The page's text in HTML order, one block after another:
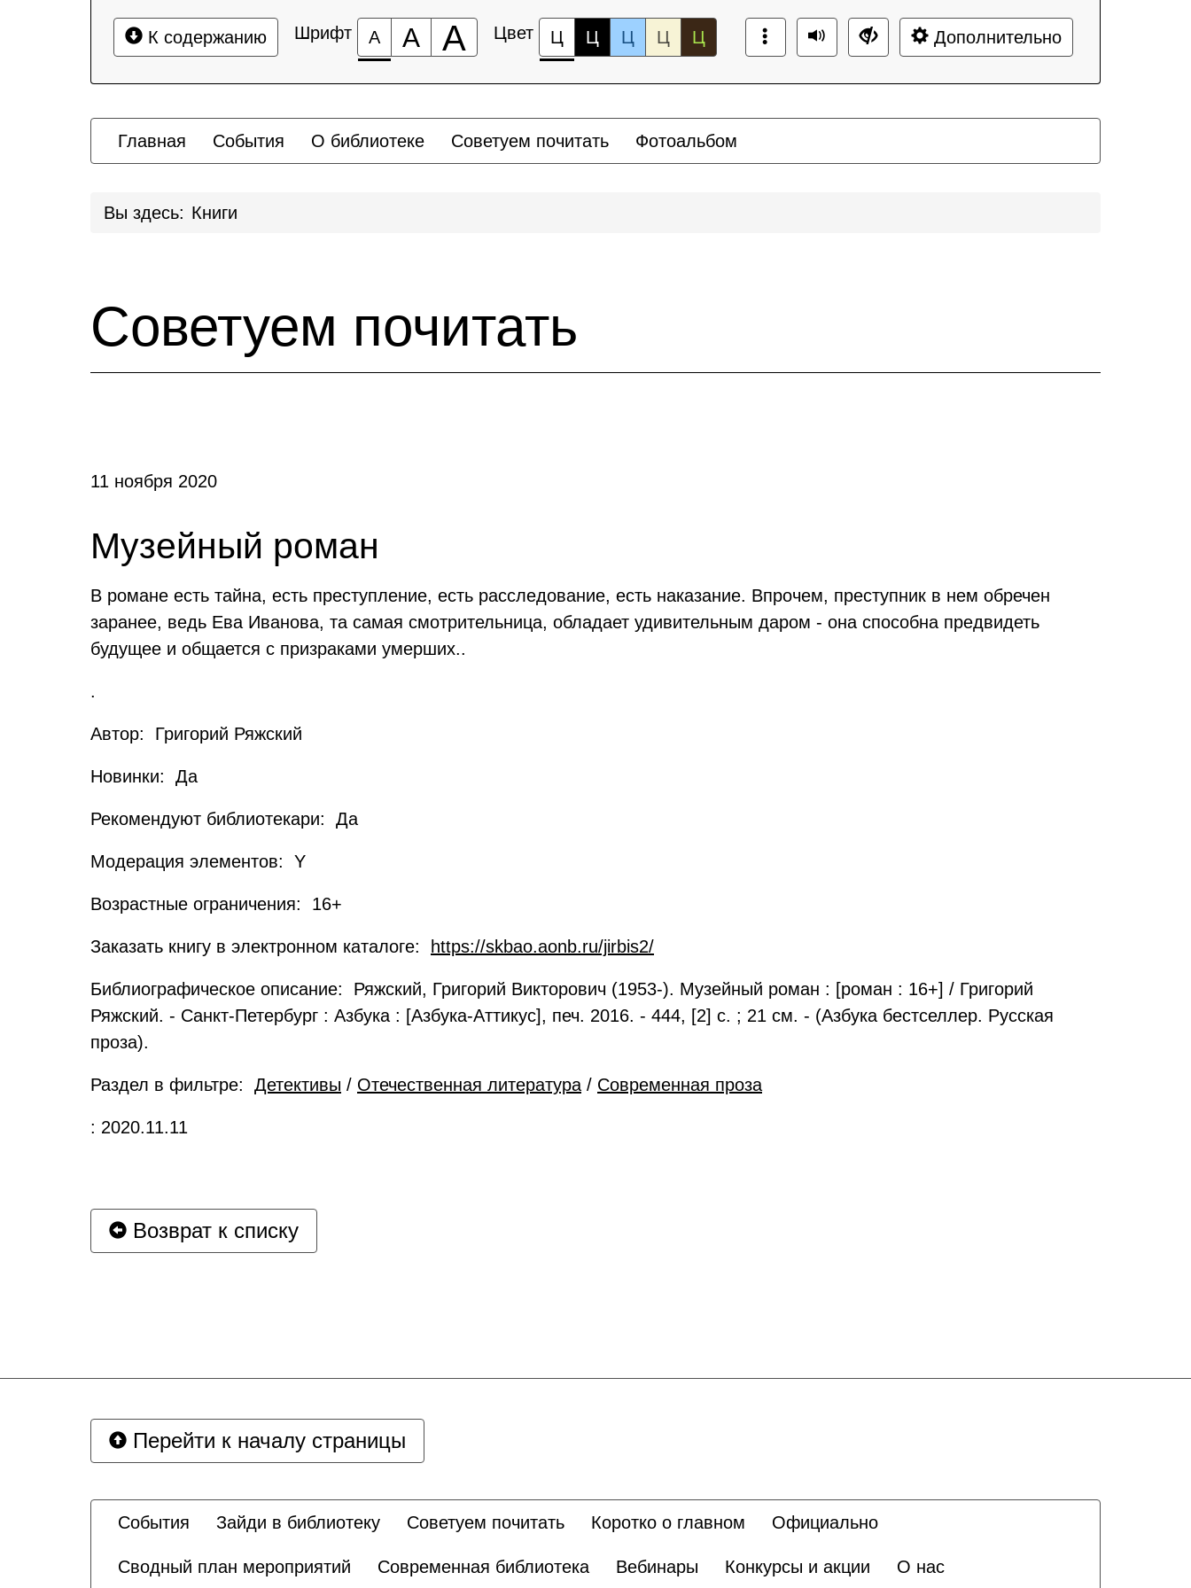
К содержанию Шрифт А А А Цвет Ц Ц Ц Ц Ц Дополнительно
Главная События О библиотеке Советуем почитать Фотоальбом
Вы здесь: Книги
Советуем почитать
11 ноября 2020
Музейный роман
В романе есть тайна, есть преступление, есть расследование, есть наказание. Впрочем, преступник в нем обречен
заранее, ведь Ева Иванова, та самая смотрительница, обладает удивительным даром - она способна предвидеть
будущее и общается с призраками умерших..
.
Автор: Григорий Ряжский
Новинки: Да
Рекомендуют библиотекари: Да
Модерация элементов: Y
Возрастные ограничения: 16+
Заказать книгу в электронном каталоге: https://skbao.aonb.ru/jirbis2/
Библиографическое описание: Ряжский, Григорий Викторович (1953-). Музейный роман : [роман : 16+] / Григорий
Ряжский. - Санкт-Петербург : Азбука : [Азбука-Аттикус], печ. 2016. - 444, [2] с. ; 21 см. - (Азбука бестселлер. Русская
проза).
Раздел в фильтре: Детективы / Отечественная литература / Современная проза
: 2020.11.11
Возврат к списку
Перейти к началу страницы
События Зайди в библиотеку Советуем почитать Коротко о главном Официально
Сводный план мероприятий Современная библиотека Вебинары Конкурсы и акции О нас